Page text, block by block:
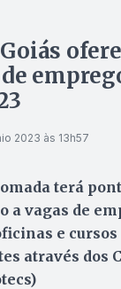
2023 às 13h57
terá
a vagas de
e cursos
através dos